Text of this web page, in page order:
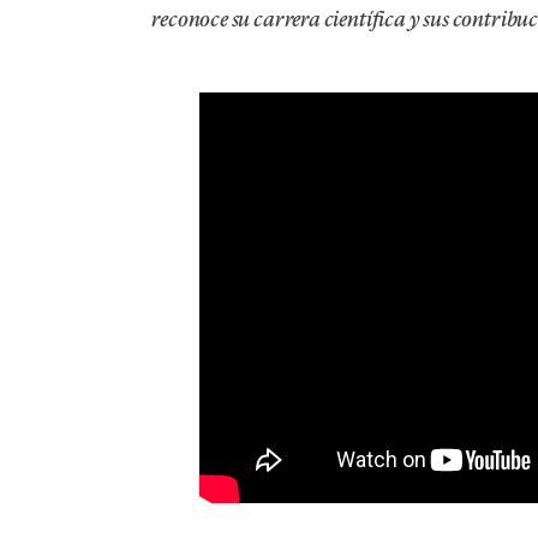
reconoce su carrera científica y sus